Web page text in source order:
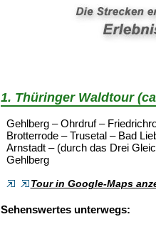
1. Thüringer Waldtour
Gehlberg – Ohrdruf –
Brotterrode – Trusetal – Bad
Arnstadt – (durch das Drei
Gehlberg
Tour in Google-Maps
Sehenswertes unterwegs: